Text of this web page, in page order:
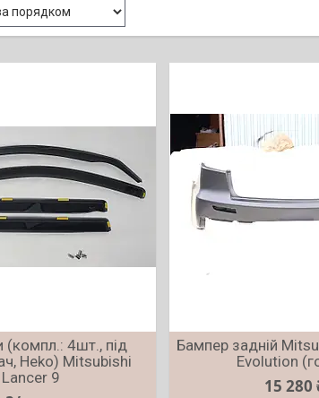
(компл.: 4шт., під
Неkо) Mitsubishi
Lancer 9
Бампер задній
Evolution
15 280